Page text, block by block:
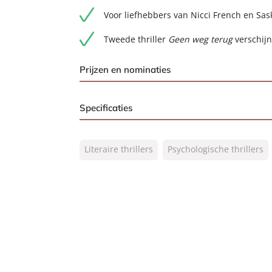
Voor liefhebbers van Nicci French en
Tweede thriller Geen weg terug
Prijzen en nominaties
Shortlist Thrillzone Award Beste
Specificaties
NUR:
305
Literaire thrillers Psychologische thrillers